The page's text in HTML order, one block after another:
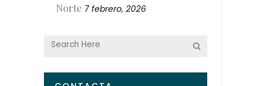
Norte 7 febrero, 2026